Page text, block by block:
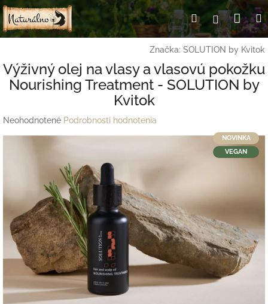
Prejsť
na
obsah
Hľadať
Značka: SOLUTION by Kvitok
Výživný olej na vlasy a vlasovú pokožku
Nourishing Treatment - SOLUTION by
Kvitok
Priemerné
hviezdičiek.
Neohodnotené Podrobnosti hodnotenia
NOVINKA
VEGAN